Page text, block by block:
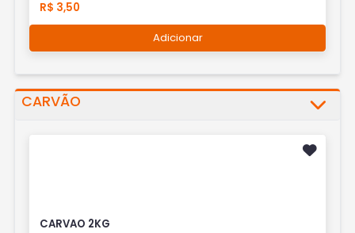
R$ 3,50
Adicionar
CARVÃO
CARVAO 2KG